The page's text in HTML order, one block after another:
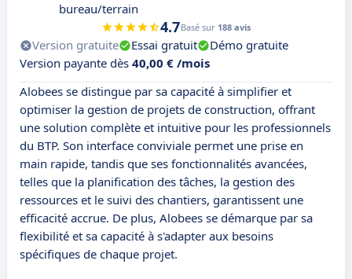
bureau/terrain
4.7Basé sur 188 avis
Version gratuite Essai gratuit
Démo gratuite
Version payante dès 40,00 € /mois
Alobees se distingue par sa capacité à simplifier et
optimiser la gestion de projets de construction, offrant
une solution complète et intuitive pour les professionnels
du BTP. Son interface conviviale permet une prise en
main rapide, tandis que ses fonctionnalités avancées,
telles que la planification des tâches, la gestion des
ressources et le suivi des chantiers, garantissent une
efficacité accrue. De plus, Alobees se démarque par sa
flexibilité et sa capacité à s'adapter aux besoins
spécifiques de chaque projet.